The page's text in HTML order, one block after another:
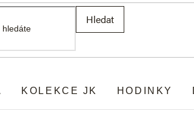
Hledat
KOLEKCE JK HODINKY